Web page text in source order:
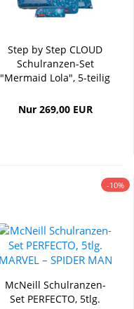
Step by Step CLOUD
Schulranzen-Set
"Mermaid Lola", 5-teilig
Nur 269,00 EUR
-10%
McNeill Schulranzen-
Set PERFECTO, 5tlg.